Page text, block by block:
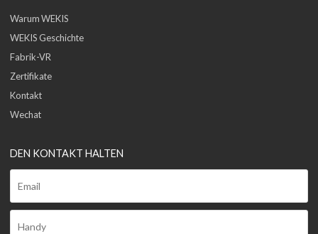
Warum WEKIS
WEKIS Geschichte
Fabrik-VR
Zertifikate
Kontakt
Wechat
DEN KONTAKT HALTEN